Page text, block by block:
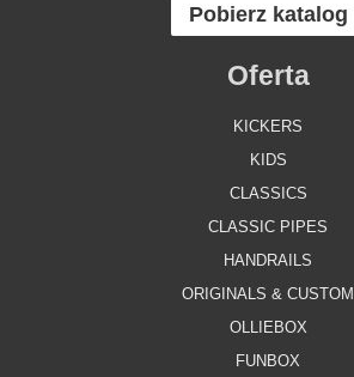
Pobierz katalog
Oferta
KICKERS
KIDS
CLASSICS
CLASSIC PIPES
HANDRAILS
ORIGINALS & CUSTOM
OLLIEBOX
FUNBOX